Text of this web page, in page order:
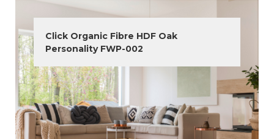
Click Organic Fibre HDF Oak
Personality FWP-002